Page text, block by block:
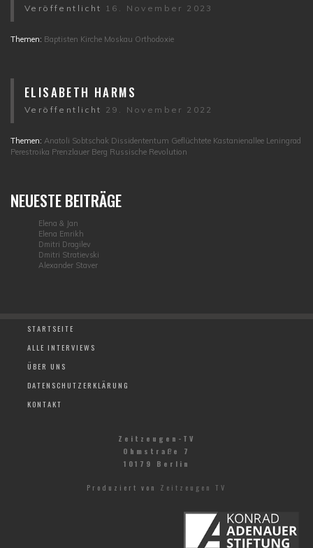
Veröffentlicht 16. November 2023
Themen: Baptisten Kirche Moskau Orthodoxie
ELISABETH HARMS
Veröffentlicht 29. November 2022
Themen: Anatoli Sobtschak Dissidententum Geflüchtete Kastanienallee Leningrad
Perestroika Prenzlauer Berg Russische Revolution
NEUESTE BEITRÄGE
Elena & Jan
Elena Emrikh
Dmitri Dragilev
Dmitri Stratievski
Alexander Staver
STARTSEITE
ALLE INTERVIEWS
ÜBER UNS
DATENSCHUTZERKLÄRUNG
KONTAKT
Zeitzeugen-TV
Ohmstraße 7
10179 Berlin
Produziert von Zeitzeugen TV